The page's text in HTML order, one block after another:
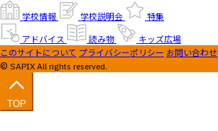
学校情報
学校説明会
特集
アドバイス
読み物
キッズ広場
このサイトについて プライバシーポリシー お問い合わせ
© SAPIX All rights reserved.
TOP